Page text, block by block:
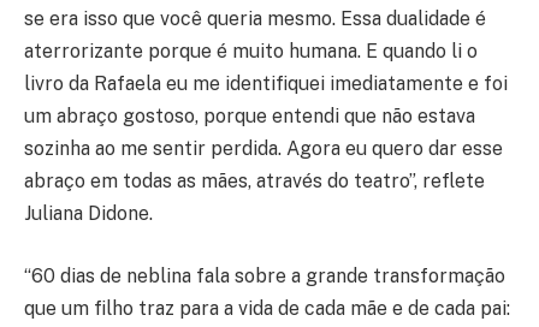
se era isso que você queria mesmo. Essa dualidade é
aterrorizante porque é muito humana. E quando li o
livro da Rafaela eu me identifiquei imediatamente e foi
um abraço gostoso, porque entendi que não estava
sozinha ao me sentir perdida. Agora eu quero dar esse
abraço em todas as mães, através do teatro”, reflete
Juliana Didone.
“60 dias de neblina fala sobre a grande transformação
que um filho traz para a vida de cada mãe e de cada pai: